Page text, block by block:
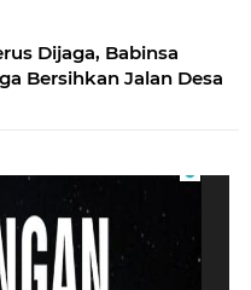
Dijaga, Babinsa
Bersihkan Jalan Desa